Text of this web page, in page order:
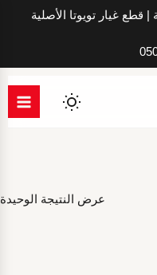
غيار تويوتا الأصلية
عرض النتيجة الوحيدة